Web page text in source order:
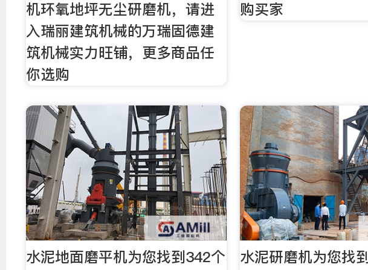
机环氧地坪无尘研磨机，请进
入瑞丽建筑机械的万瑞固德建
筑机械实力旺铺，更多商品任
你选购
购买家
水泥地面磨平机为您找到342个
水泥研磨机为您找